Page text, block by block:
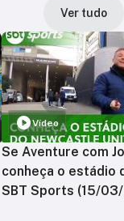
Ver tudo
Vídeo
Se Aventure com
conheça o estádio
SBT Sports (15/